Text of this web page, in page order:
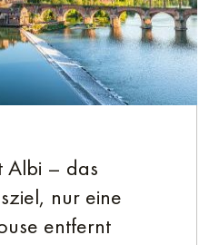
Albi – das
nur eine
entfernt